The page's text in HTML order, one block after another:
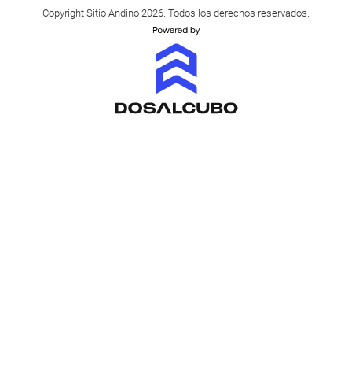
Copyright Sitio Andino 2026. Todos los derechos reservados.